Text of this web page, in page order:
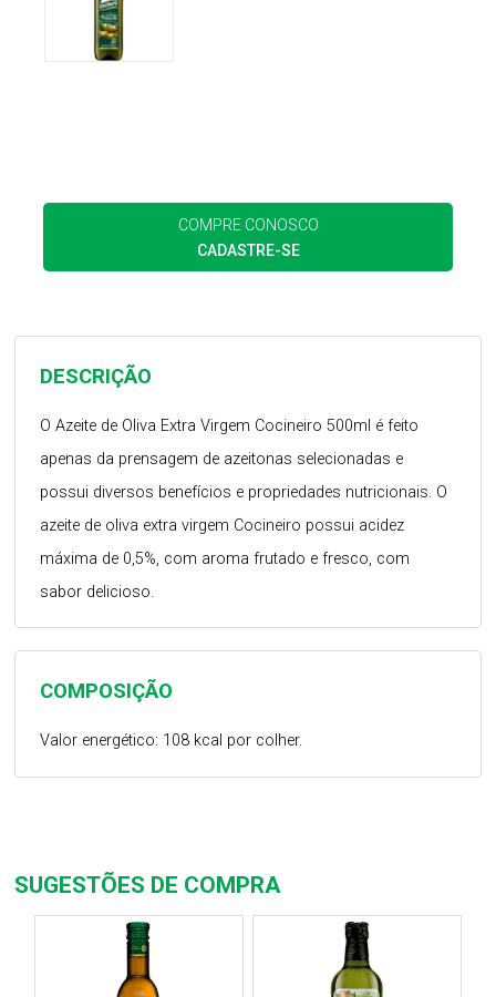
COMPRE CONOSCO
CADASTRE-SE
COMPOSIÇÃO
Valor energético: 108 kcal por colher.
DESCRIÇÃO
O Azeite de Oliva Extra Virgem Cocineiro 500ml é feito
apenas da prensagem de azeitonas selecionadas e
possui diversos benefícios e propriedades nutricionais. O
azeite de oliva extra virgem Cocineiro possui acidez
máxima de 0,5%, com aroma frutado e fresco, com
sabor delicioso.
SUGESTÕES DE COMPRA